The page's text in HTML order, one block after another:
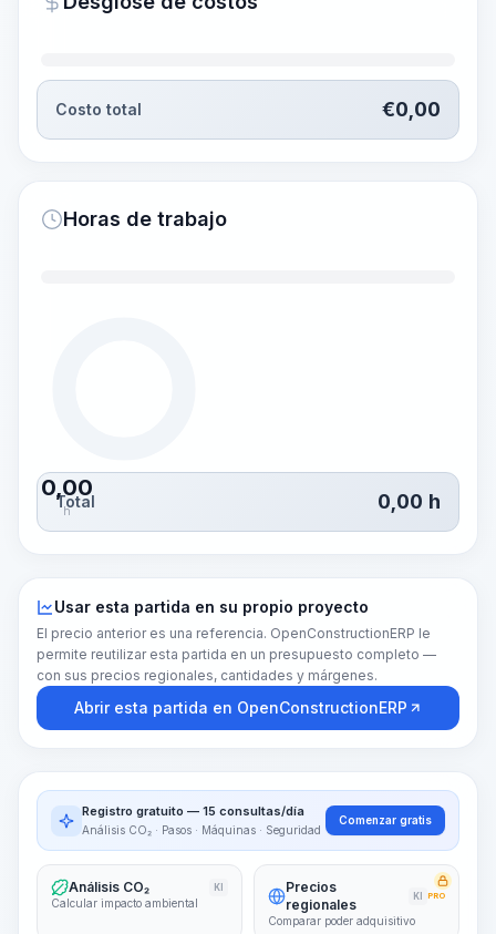
Costo total €0,00
Horas de trabajo
0,00
h
Total 0,00 h
Usar esta partida en su propio proyecto
El precio anterior es una referencia. OpenConstructionERP le
permite reutilizar esta partida en un presupuesto completo —
con sus precios regionales, cantidades y márgenes.
Abrir esta partida en OpenConstructionERP
Registro gratuito — 15 consultas/día
Análisis CO₂ · Pasos · Máquinas · Seguridad
Comenzar gratis
Análisis CO₂ KI
Calcular impacto ambiental
Precios
regionales
KI PRO
Comparar poder adquisitivo